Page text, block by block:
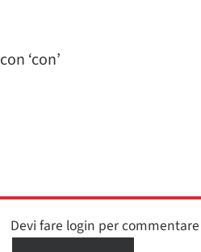
‘con’
Devi fare login per commentare